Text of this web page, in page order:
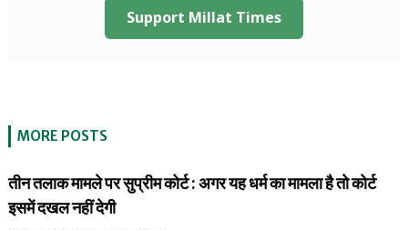
Support Millat Times
MORE POSTS
तीन तलाक मामले पर सुप्रीम कोर्ट : अगर यह धर्म का मामला है तो कोर्ट
इसमें दखल नहीं देगी